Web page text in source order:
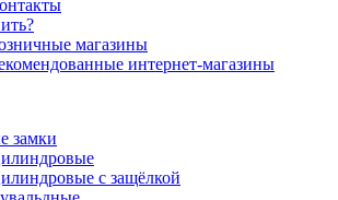
магазины
интернет-магазины
замки
с защёлкой